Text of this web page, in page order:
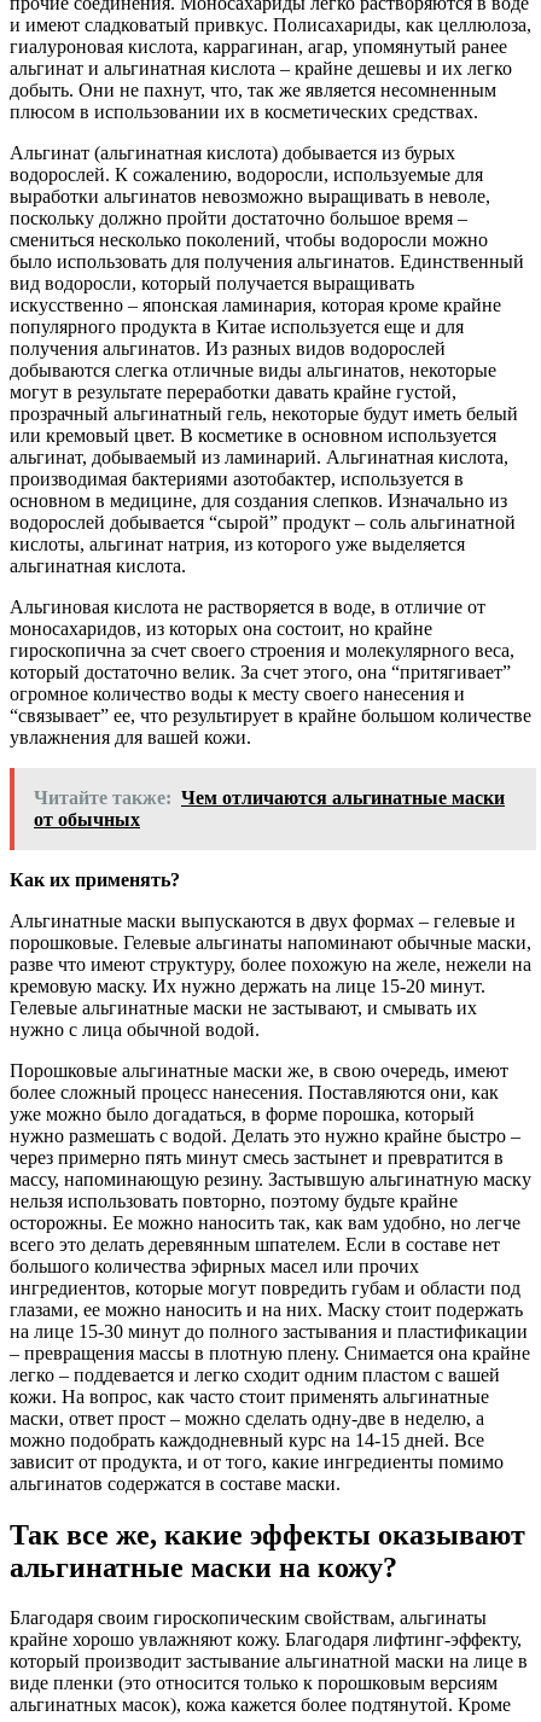
и имеют сладковатый привкус. Полисахариды, как целлюлоза,
гиалуроновая кислота, каррагинан, агар, упомянутый ранее
альгинат и альгинатная кислота – крайне дешевы и их легко
добыть. Они не пахнут, что, так же является несомненным
плюсом в использовании их в косметических средствах.
Альгинат (альгинатная кислота) добывается из бурых
водорослей. К сожалению, водоросли, используемые для
выработки альгинатов невозможно выращивать в неволе,
поскольку должно пройти достаточно большое время –
смениться несколько поколений, чтобы водоросли можно
было использовать для получения альгинатов. Единственный
вид водоросли, который получается выращивать
искусственно – японская ламинария, которая кроме крайне
популярного продукта в Китае используется еще и для
получения альгинатов. Из разных видов водорослей
добываются слегка отличные виды альгинатов, некоторые
могут в результате переработки давать крайне густой,
прозрачный альгинатный гель, некоторые будут иметь белый
или кремовый цвет. В косметике в основном используется
альгинат, добываемый из ламинарий. Альгинатная кислота,
производимая бактериями азотобактер, используется в
основном в медицине, для создания слепков. Изначально из
водорослей добывается “сырой” продукт – соль альгинатной
кислоты, альгинат натрия, из которого уже выделяется
альгинатная кислота.
Альгиновая кислота не растворяется в воде, в отличие от
моносахаридов, из которых она состоит, но крайне
гироскопична за счет своего строения и молекулярного веса,
который достаточно велик. За счет этого, она “притягивает”
огромное количество воды к месту своего нанесения и
“связывает” ее, что результирует в крайне большом количестве
увлажнения для вашей кожи.
Читайте также: Чем отличаются альгинатные маски
от обычных
Как их применять?
Альгинатные маски выпускаются в двух формах – гелевые и
порошковые. Гелевые альгинаты напоминают обычные маски,
разве что имеют структуру, более похожую на желе, нежели на
кремовую маску. Их нужно держать на лице 15-20 минут.
Гелевые альгинатные маски не застывают, и смывать их
нужно с лица обычной водой.
Порошковые альгинатные маски же, в свою очередь, имеют
более сложный процесс нанесения. Поставляются они, как
уже можно было догадаться, в форме порошка, который
нужно размешать с водой. Делать это нужно крайне быстро –
через примерно пять минут смесь застынет и превратится в
массу, напоминающую резину. Застывшую альгинатную маску
нельзя использовать повторно, поэтому будьте крайне
осторожны. Ее можно наносить так, как вам удобно, но легче
всего это делать деревянным шпателем. Если в составе нет
большого количества эфирных масел или прочих
ингредиентов, которые могут повредить губам и области под
глазами, ее можно наносить и на них. Маску стоит подержать
на лице 15-30 минут до полного застывания и пластификации
– превращения массы в плотную плену. Снимается она крайне
легко – поддевается и легко сходит одним пластом с вашей
кожи. На вопрос, как часто стоит применять альгинатные
маски, ответ прост – можно сделать одну-две в неделю, а
можно подобрать каждодневный курс на 14-15 дней. Все
зависит от продукта, и от того, какие ингредиенты помимо
альгинатов содержатся в составе маски.
Так все же, какие эффекты оказывают
альгинатные маски на кожу?
Благодаря своим гироскопическим свойствам, альгинаты
крайне хорошо увлажняют кожу. Благодаря лифтинг-эффекту,
который производит застывание альгинатной маски на лице в
виде пленки (это относится только к порошковым версиям
альгинатных масок), кожа кажется более подтянутой. Кроме